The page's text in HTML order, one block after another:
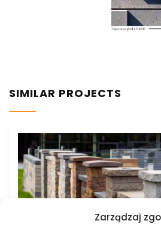
Zarządzaj
SIMILAR PROJECTS